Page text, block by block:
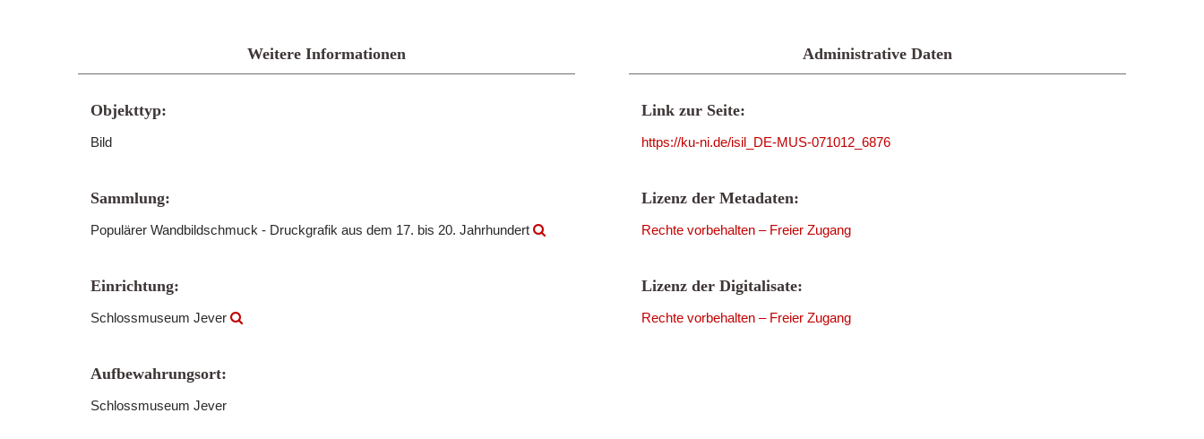
Weitere Informationen
Objekttyp:
Bild
Sammlung:
Populärer Wandbildschmuck - Druckgrafik aus dem 17. bis 20. Jahrhundert
Einrichtung:
Schlossmuseum Jever
Aufbewahrungsort:
Schlossmuseum Jever
Administrative Daten
Link zur Seite:
https://ku-ni.de/isil_DE-MUS-071012_6876
Lizenz der Metadaten:
Rechte vorbehalten – Freier Zugang
Lizenz der Digitalisate:
Rechte vorbehalten – Freier Zugang